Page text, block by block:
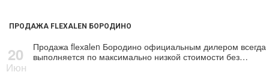
ПРОДАЖА FLEXALEN БОРОДИНО
20
Июн
Продажа flехalеn Бородино официальным дилером всегда
выполняется по максимально низкой стоимости без…